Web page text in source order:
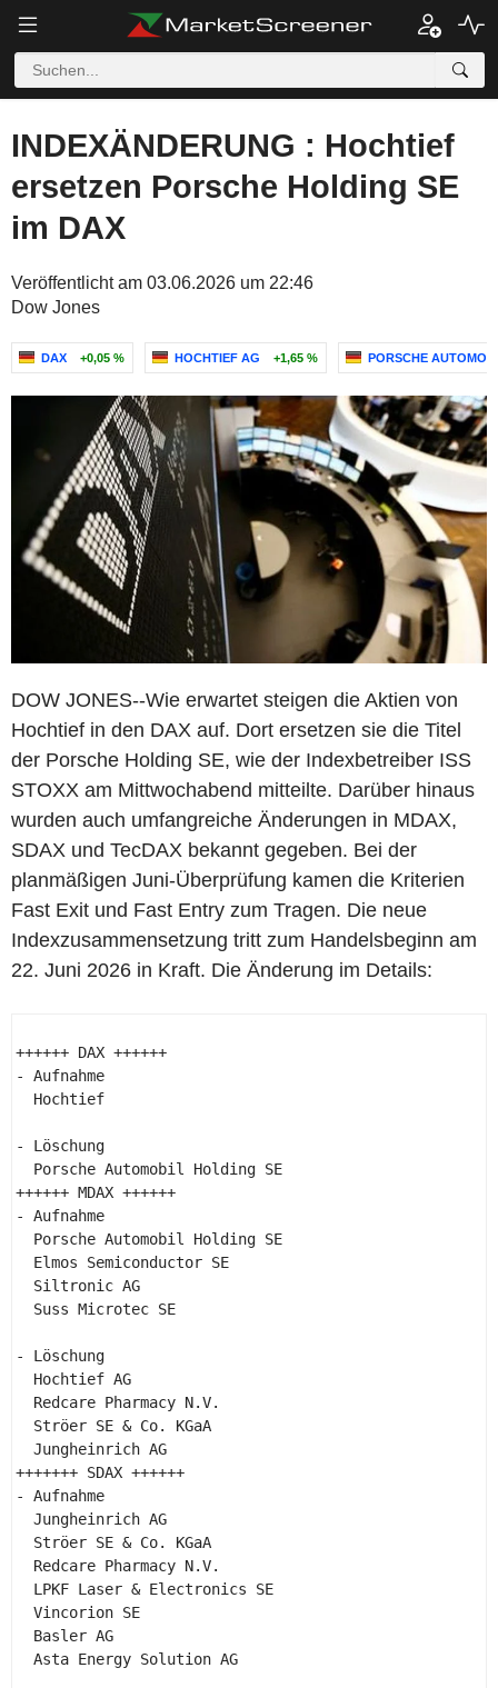
INDEXÄNDERUNG : Hochtief
ersetzen Porsche Holding SE
im DAX
Veröffentlicht am 03.06.2026 um 22:46
Dow Jones
DAX +0,05 % HOCHTIEF AG +1,65 % PORSCHE
DOW JONES--Wie erwartet steigen die Aktien von
Hochtief in den DAX auf. Dort ersetzen sie die Titel
der Porsche Holding SE, wie der Indexbetreiber ISS
STOXX am Mittwochabend mitteilte. Darüber hinaus
wurden auch umfangreiche Änderungen in MDAX,
SDAX und TecDAX bekannt gegeben. Bei der
planmäßigen Juni-Überprüfung kamen die Kriterien
Fast Exit und Fast Entry zum Tragen. Die neue
Indexzusammensetzung tritt zum Handelsbeginn am
22. Juni 2026 in Kraft. Die Änderung im Details:
++++++ DAX ++++++
- Aufnahme
  Hochtief
- Löschung
  Porsche Automobil Holding SE
++++++ MDAX ++++++
- Aufnahme
  Porsche Automobil Holding SE
  Elmos Semiconductor SE
  Siltronic AG
  Suss Microtec SE
- Löschung
  Hochtief AG
  Redcare Pharmacy N.V.
  Ströer SE & Co. KGaA
  Jungheinrich AG
+++++++ SDAX ++++++
- Aufnahme
  Jungheinrich AG
  Ströer SE & Co. KGaA
  Redcare Pharmacy N.V.
  LPKF Laser & Electronics SE
  Vincorion SE
  Basler AG
  Asta Energy Solution AG